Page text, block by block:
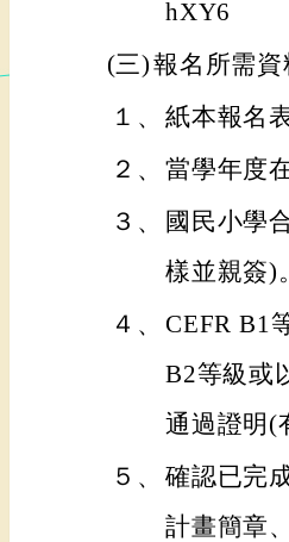
hXY6
(三)報名所需資
１、 紙本報名
２、 當學年度
３、
國民小學
樣並親簽)。
４、 CEFR B1
B2等級或
通過證明(
５、 確認已完
計畫簡章